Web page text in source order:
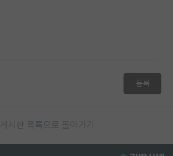
등록
게시판 목록으로 돌아가기